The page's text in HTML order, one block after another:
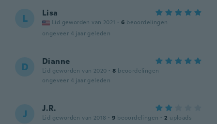
L Lisa
Lid geworden van 2021 · 6 beoordelingen
ongeveer 4 jaar geleden
D Dianne
Lid geworden van 2020 · 8 beoordelingen
ongeveer 4 jaar geleden
J J.R.
Lid geworden van 2018 · 9 beoordelingen · 2 uploads